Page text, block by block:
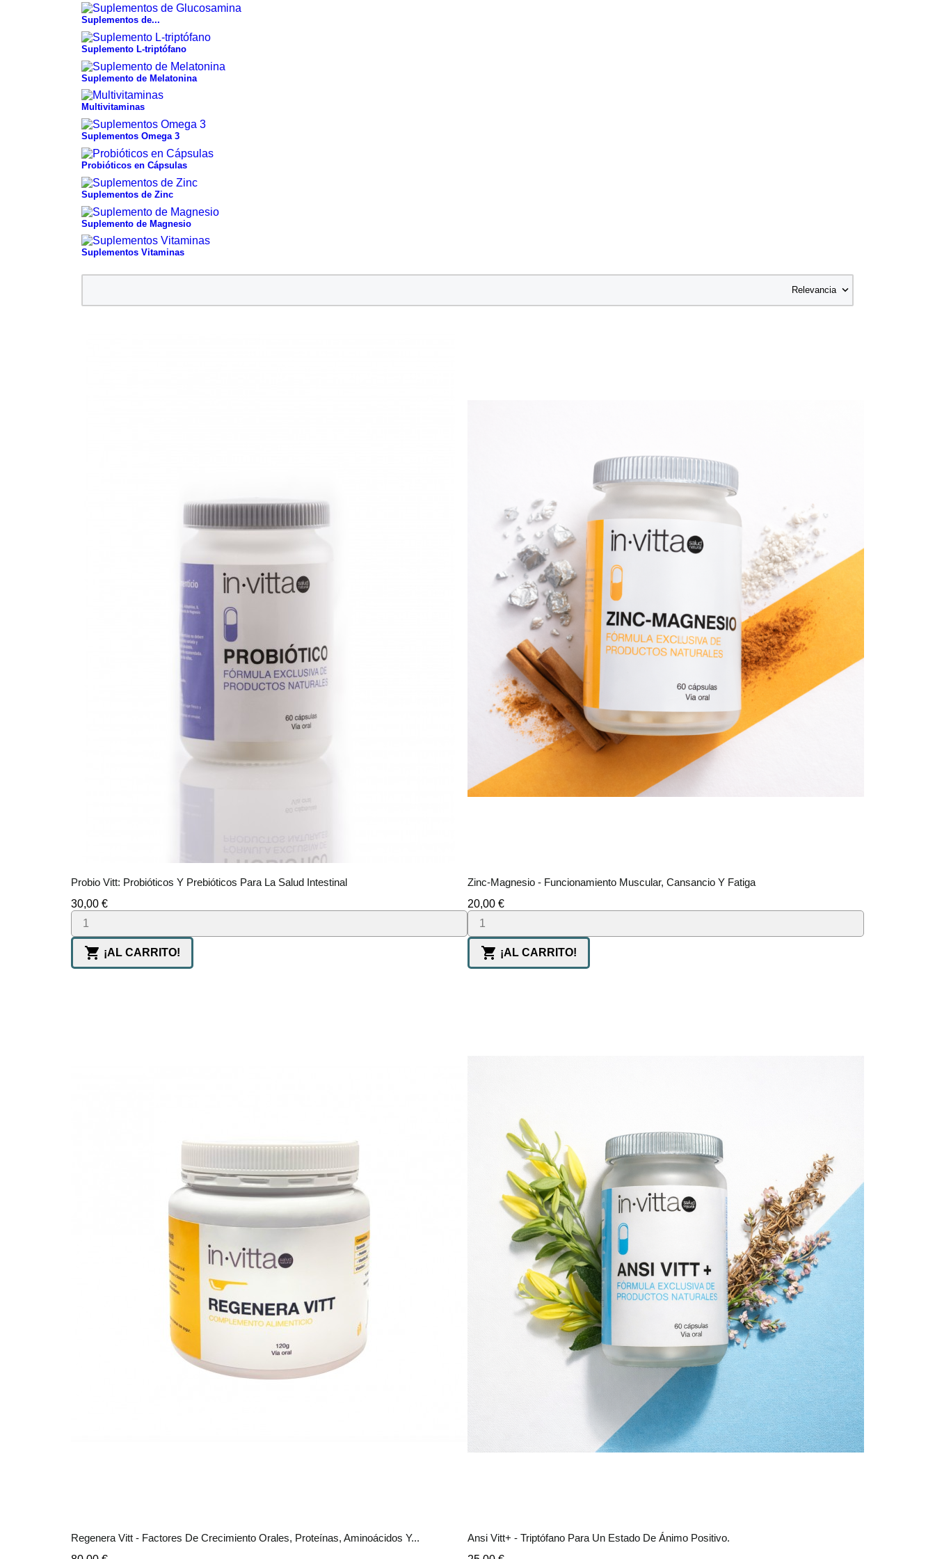
Suplementos de...
Suplemento L-triptófano
Suplemento de Melatonina
Multivitaminas
Suplementos Omega 3
Probióticos en Cápsulas
Suplementos de Zinc
Suplemento de Magnesio
Suplementos Vitaminas
Relevancia 
Probio Vitt: Probióticos Y Prebióticos Para La Salud Intestinal
Precio
30,00 €
 ¡AL CARRITO!
Zinc-Magnesio - Funcionamiento Muscular, Cansancio Y Fatiga
Precio
20,00 €
 ¡AL CARRITO!
Regenera Vitt - Factores De Crecimiento Orales, Proteínas, Aminoácidos Y...
Ansi Vitt+ - Triptófano Para Un Estado De Ánimo Positivo.